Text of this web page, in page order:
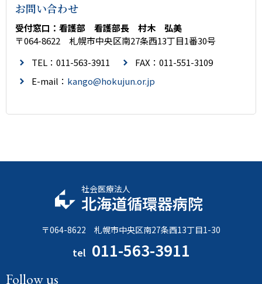
お問い合わせ
受付窓口：看護部 看護部長 村木 弘美
〒064-8622 札幌市中央区南27条西13丁目1番30号
TEL： 011-563-3911
FAX：011-551-3109
E-mail： kango@hokujun.or.jp
社会医療法人
北海道循環器病院
〒064-8622 札幌市中央区南27条西13丁目1-30
tel 011-563-3911
Follow us